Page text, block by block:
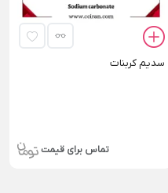
سدیم کربنات
تماس برای قیمت